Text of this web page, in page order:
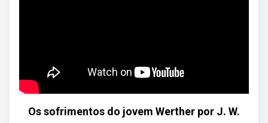
Os sofrimentos do jovem Werther por J. W.